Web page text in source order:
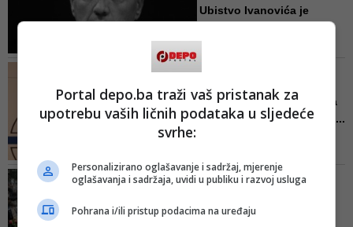
Ubistvo Ivanovića je
Kosovu t...
istovremeno otvara vrata Rusiji da
odvlači Srbiju od euroatlantskih
integracija, Evropske unije i
Bolje da razgovaram ja sa
Thacijem, da ne znam ko ...
istragu ubistva Olivera Ivanovića,
ali da kosovske vlasti koje ovdje
dozvolile
PREDSJEDNIK SRBIJE ODAO
Nakon ubistva Olivera
Portal depo.ba traži vaš pristanak za
upotrebu vaših ličnih podataka u sljedeće
svrhe:
Personalizirano oglašavanje i sadržaj, mjerenje
oglašavanja i sadržaja, uvidi u publiku i razvoj usluga
Pohrana i/ili pristup podacima na uređaju